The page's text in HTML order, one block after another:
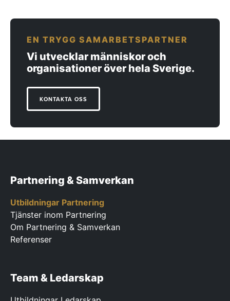
EN TRYGG SAMARBETSPARTNER
Vi utvecklar människor och
organisationer över hela Sverige.
KONTAKTA OSS
Partnering & Samverkan
Utbildningar Partnering
Tjänster inom Partnering
Om Partnering & Samverkan
Referenser
Team & Ledarskap